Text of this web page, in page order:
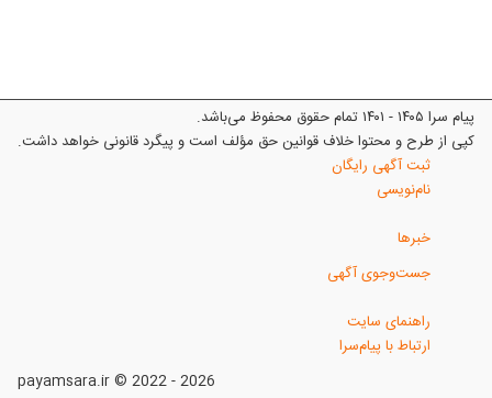
پیام سرا ۱۴۰۵ - ۱۴۰۱ تمام حقوق محفوظ می‌باشد.
کپی از طرح و محتوا خلاف قوانین حق مؤلف است و پیگرد قانونی خواهد داشت.
ثبت آگهی رایگان
نام‌نویسی
خبرها
جست‌وجوی آگهی
راهنمای سایت
ارتباط با پیام‌سرا
payamsara.ir © 2022 - 2026